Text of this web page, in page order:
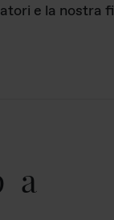
e la nostra